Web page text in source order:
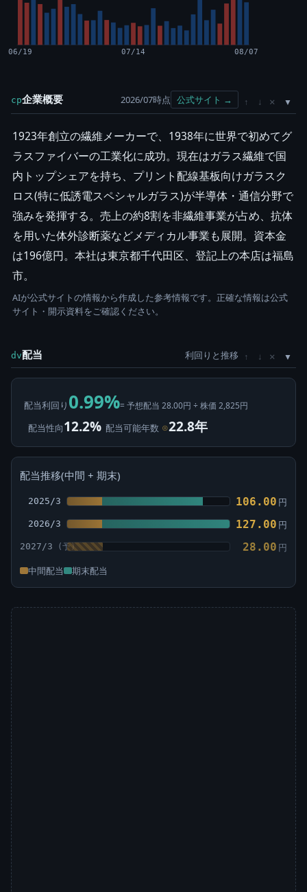
06/19 07/14 08/07
cp企業概要 2026/07時点 公式サイト → ↑ ↓ ×
1923年創立の繊維メーカーで、1938年に世界で初めてグ
ラスファイバーの工業化に成功。現在はガラス繊維で国
内トップシェアを持ち、プリント配線基板向けガラスク
ロス(特に低誘電スペシャルガラス)が半導体・通信分野で
強みを発揮する。売上の約8割を非繊維事業が占め、抗体
を用いた体外診断薬などメディカル事業も展開。資本金
は196億円。本社は東京都千代田区、登記上の本店は福島
市。
AIが公式サイトの情報から作成した参考情報です。正確な情報は公式
サイト・開示資料をご確認ください。
dv配当 利回りと推移 ↑ ↓ ×
配当利回り 0.99%= 予想配当 28.00円 ÷ 株価 2,825円
配当性向12.2% 配当可能年数 ⊙22.8年
配当推移(中間 + 期末)
2025/3 106.00 円
2026/3 127.00 円
2027/3 28.00 円
中間配当 期末配当